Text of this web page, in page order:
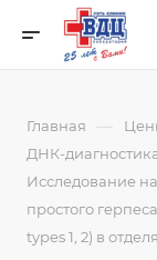
Главная —
ДНК-
Исследование
простого
types 1, 2) в